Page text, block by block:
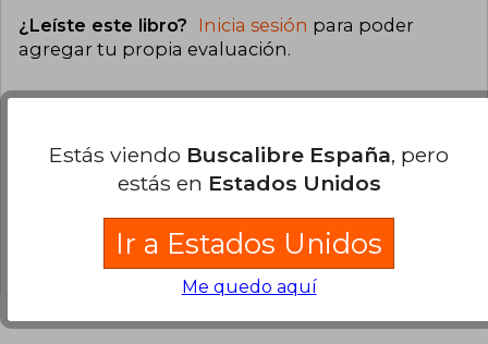
¿Leíste este libro? Inicia sesión para poder
agregar tu propia evaluación.
4% (2)
8% (4)
0% (0)
Estás viendo Buscalibre España, pero
estás en Estados Unidos
Ir a Estados Unidos
Me quedo aquí